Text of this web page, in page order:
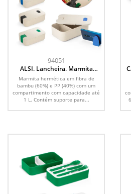
94051
ALSI. Lancheira. Marmita
hermética em fibra de bambu
(60%) e PP (40%) 1 L
Marmita hermética em fibra de
bambu (60%) e PP (40%) com um
compartimento com capacidade até
1 L. Contém suporte para...